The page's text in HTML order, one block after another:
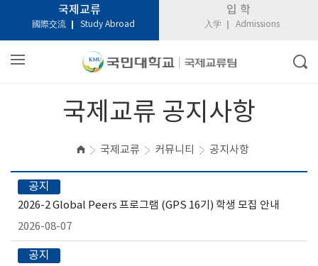
국제교류
國際交流 Study Abroad
입 학
入学 Admissions
국제교류 공지사항
국제교류 커뮤니티 공지사항
공지
2026-2 Global Peers 프로그램 (GPS 16기) 학생 모집 안내
2026-08-07
공지